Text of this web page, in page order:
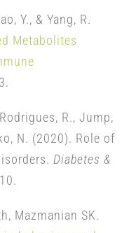
Y., & Yang, R.
Metabolites
R., Jump,
N. (2020). Role of
Diabetes &
Mazmanian SK.